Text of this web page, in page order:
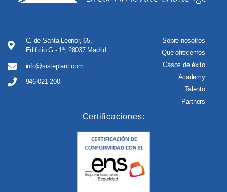
C. de Santa Leonor, 65,
Edificio G - 1ª, 28037 Madrid
info@sisteplant.com
946 021 200
Sobre nosotros
Qué ofrecemos
Casos de éxito
Academy
Talento
Partners
Certificaciones: